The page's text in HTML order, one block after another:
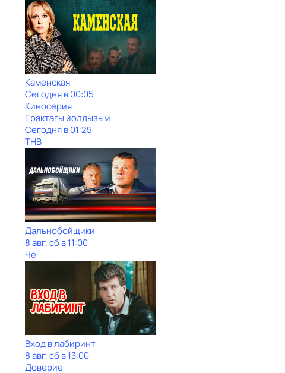
Каменская
Сегодня в 00:05
Киносерия
Ерактагы йолдызым
Сегодня в 01:25
ТНВ
Дальнобойщики
8 авг, сб в 11:00
Че
Вход в лабиринт
8 авг, сб в 13:00
Доверие